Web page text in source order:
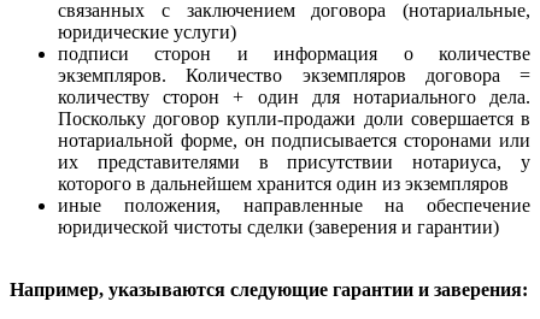
связанных с заключением договора (нотариальные,
юридические услуги)
подписи сторон и информация о количестве
экземпляров. Количество экземпляров договора =
количеству сторон + один для нотариального дела.
Поскольку договор купли-продажи доли совершается в
нотариальной форме, он подписывается сторонами или
их представителями в присутствии нотариуса, у
которого в дальнейшем хранится один из экземпляров
иные положения, направленные на обеспечение
юридической чистоты сделки (заверения и гарантии)
Например, указываются следующие гарантии и заверения: